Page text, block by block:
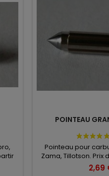
POINTEAU
Pointeau pour
Zama, Tillotson. Prix
de
2,69